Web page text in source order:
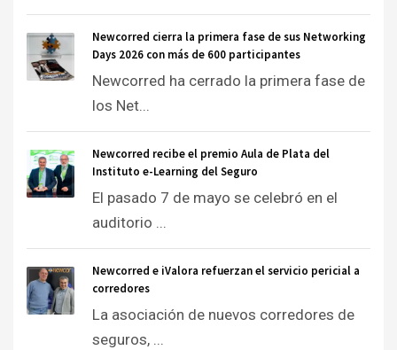
Newcorred cierra la primera fase de sus Networking
Days 2026 con más de 600 participantes
Newcorred ha cerrado la primera fase de
los Net...
Newcorred recibe el premio Aula de Plata del
Instituto e-Learning del Seguro
El pasado 7 de mayo se celebró en el
auditorio ...
Newcorred e iValora refuerzan el servicio pericial a
corredores
La asociación de nuevos corredores de
seguros, ...